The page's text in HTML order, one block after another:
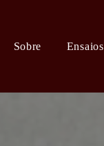
Sobre Ensaios